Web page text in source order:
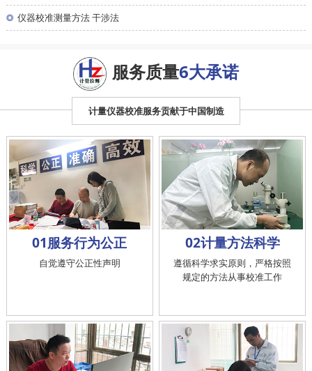
◎ 仪器校准测量方法 干涉法
服务质量6大承诺
计量仪器校准服务贡献于中国制造
01服务行为公正
自觉遵守公正性声明
02计量方法科学
遵循科学求实原则，严格按照
规定的方法从事校准工作